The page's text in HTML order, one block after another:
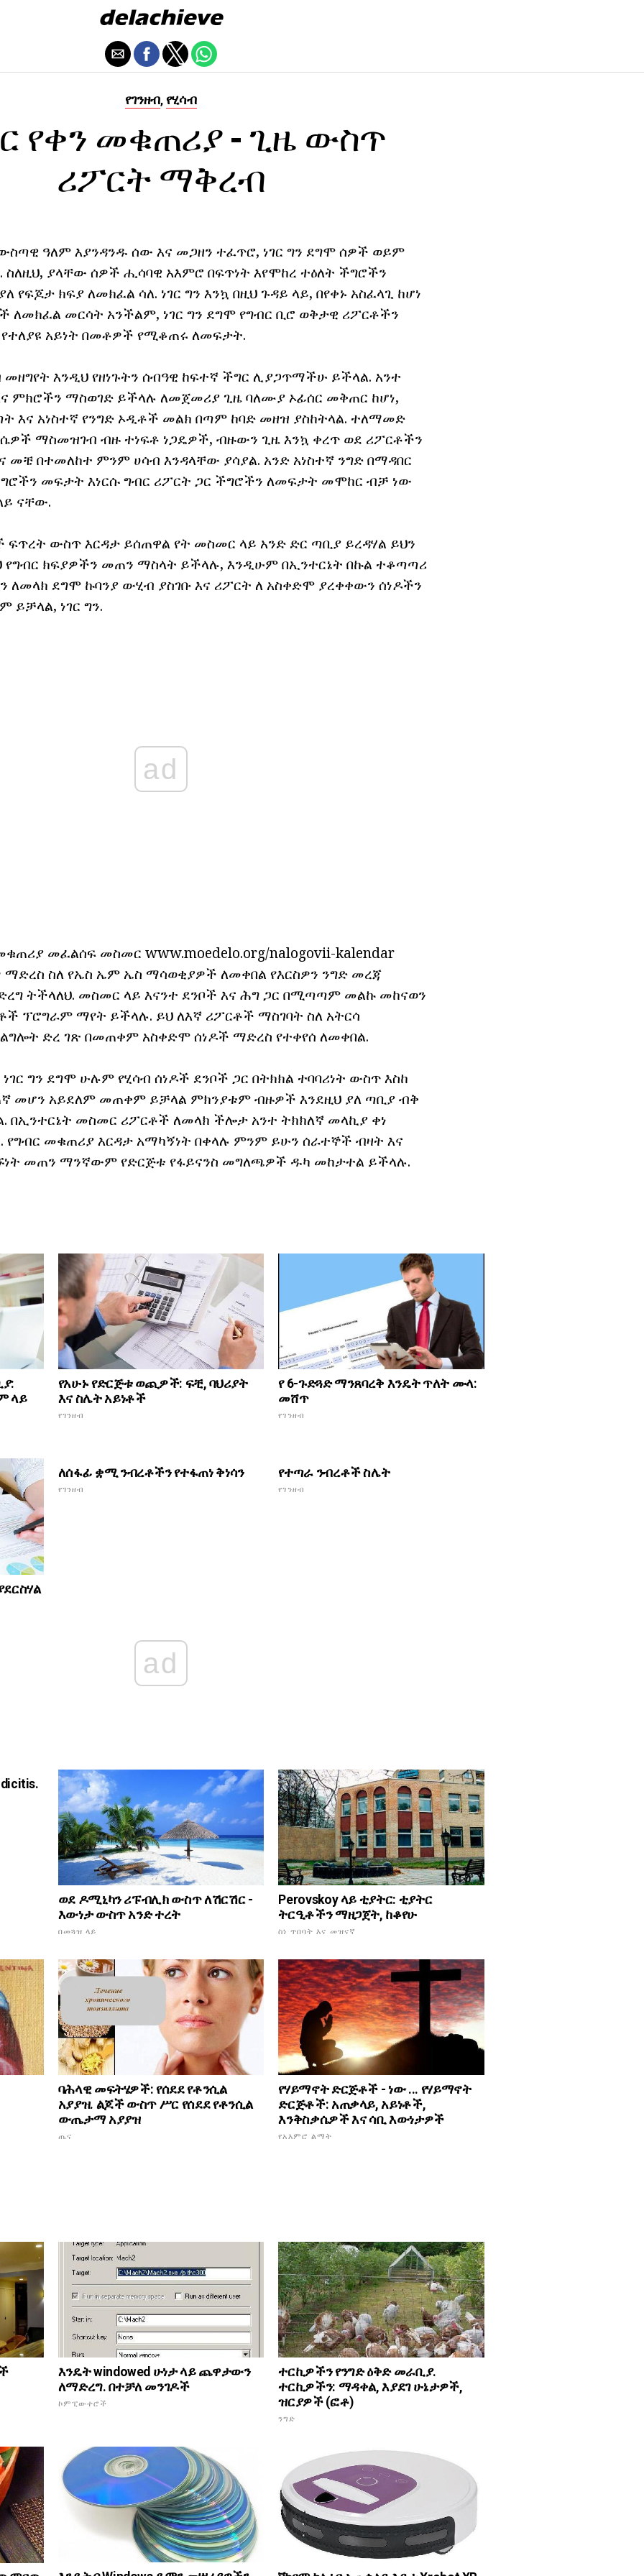
የገንዘብ, የሂሳብ
የቀን መቁጠሪያ - ጊዜ ውስጥ
ሪፖርት ማቅረብ
ዓለም እያንዳንዱ ሰው እና መጋዘን ተፈጥሮ, ነገር ግን ደግሞ ሰዎች ወይም
ያላቸው ሰዎች ሒሳባዊ አእምሮ በፍጥነት እየሞከረ ተዕለት ችግሮችን
የፍጆታ ክፍያ ለመክፈል ሳለ. ነገር ግን እንኳ በዚህ ጉዳይ ላይ, በየቀኑ አስፈላጊ ከሆነ
ለመክፈል መርሳት አንችልም, ነገር ግን ደግሞ የግብር ቢሮ ወቅታዊ ሪፖርቶችን
አይነት በመቶዎች የሚቆጠሩ ለመፍታት.
እንዲህ የዘነጉትን ሰብዓዊ ከፍተኛ ችግር ሊያጋጥማችሁ ይችላል. አንተ
ምክሮችን ማስወገድ ይችላሉ ለመጀመሪያ ጊዜ ባለሙያ ኦፊሰር መቅጠር ከሆነ,
እና አነስተኛ የንግድ ኦዲቶች መልክ በጣም ከባድ መዘዝ ያስከትላል. ተለማመድ
ማስመዝገብ ብዙ ተነፍቶ ነጋዴዎች, ብዙውን ጊዜ እንኳ ቀረጥ ወደ ሪፖርቶችን
መቼ በተመለከተ ምንም ሀሳብ እንዳላቸው ያሳያል. አንድ አነስተኛ ንግድ በማዳበር
መፍታት እነርሱ ግብር ሪፖርት ጋር ችግሮችን ለመፍታት መሞከር ብቻ ነው
ናቸው.
ፍጥረት ውስጥ እርዳታ ይሰጠዋል የት መስመር ላይ አንድ ድር ጣቢያ ይረዳሃል ይህን
የግብር ክፍያዎችን መጠን ማስላት ይችላሉ, እንዲሁም በኢንተርኔት በኩል ተቆጣጣሪ
ለመላክ ደግሞ ኩባንያ ውሂብ ያስገቡ እና ሪፖርት ለ አስቀድሞ ያረቀቀውን ሰነዶችን
ነገር ግን.
ad
መፈልሰፍ መስመር www.moedelo.org/nalogovii-kalendar
ማድረስ ስለ የኤስ ኤም ኤስ ማሳወቂያዎች ለመቀበል የእርስዎን ንግድ መረጃ
ትችላለህ. መስመር ላይ እናንተ ደንቦች እና ሕግ ጋር በሚጣጣም መልኩ መከናወን
ፕሮግራም ማየት ይችላሉ. ይህ ለእኛ ሪፖርቶች ማስገባት ስለ አትርሳ
ድረ ገጽ በመጠቀም አስቀድሞ ሰነዶች ማድረስ የተቀየሰ ለመቀበል.
ግን ደግሞ ሁሉም የሂሳብ ሰነዶች ደንቦች ጋር በትክክል ተባባሪነት ውስጥ እስከ
መሆን አይደለም መጠቀም ይቻላል ምክንያቱም ብዙዎች እንደዚህ ያለ ጣቢያ ብቅ
በኢንተርኔት መስመር ሪፖርቶች ለመላክ ችሎታ አንተ ትክክለኛ መላኪያ ቀነ
የግብር መቁጠሪያ እርዳታ አማካኝነት በቀላሉ ምንም ይሁን ሰራተኞች ብዛት እና
መጠን ማንኛውም የድርጅቱ የፋይናንስ መግለጫዎች ዱካ መከታተል ይችላሉ.
ላይ
የአሁኑ የድርጅቱ ወጪዎች: ፍቺ, ባህሪያት
እና ስሌት አይነቶች
የገንዘብ
የ 6-ጉድጓድ ማንጸባረቅ እንዴት ጥለት ሙላ:
መሸጥ
የገንዘብ
ለሰፋፊ ቋሚ ንብረቶችን የተፋጠነ ቅነሳን
የገንዘብ
የተጣራ ንብረቶች ስሌት
የገንዘብ
ad
ወደ ዶሚኒካን ሪፑብሊክ ውስጥ ለሽርሽር -
እውነታ ውስጥ አንድ ተረት
በመጓዝ ላይ
Perovskoy ላይ ቲያትር: ቲያትር
ትርዒቶችን ማዘጋጀት, ከቆየሁ
ስነ ጥበባት እና መዝናኛ
ባሕላዊ መፍትሄዎች: የሰደደ የቶንሲል
አያያዝ. ልጆች ውስጥ ሥር የሰደደ የቶንሲል
ውጤታማ አያያዝ
ጤና
የሃይማኖት ድርጅቶች - ነው ... የሃይማኖት
ድርጅቶች: አጠቃላይ, አይነቶች,
እንቅስቃሴዎች እና ሳቢ እውነታዎች
የአእምሮ ልማት
እንዴት windowed ሁነታ ላይ ጨዋታውን
ለማድረግ. በተቻለ መንገዶች
ኮምፒውተሮች
ተርኪዎችን የንግድ ዕቅድ መራቢያ.
ተርኪዎችን: ማዳቀል, እያደገ ሁኔታዎች,
ዝርያዎች (ፎቶ)
ንግድ